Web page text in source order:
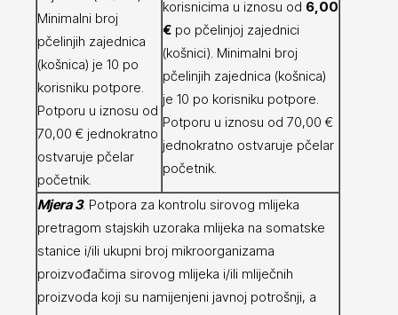
Minimalni broj
pčelinjih zajednica
(košnica) je 10 po
korisniku potpore.
Potporu u iznosu od
70,00 € jednokratno
ostvaruje pčelar
početnik.
korisnicima u iznosu od 6,00
€ po pčelinjoj zajednici
(košnici). Minimalni broj
pčelinjih zajednica (košnica)
je 10 po korisniku potpore.
Potporu u iznosu od 70,00 €
jednokratno ostvaruje pčelar
početnik.
Mjera 3. Potpora za kontrolu sirovog mlijeka
pretragom stajskih uzoraka mlijeka na somatske
stanice i/ili ukupni broj mikroorganizama
proizvođačima sirovog mlijeka i/ili mliječnih
proizvoda koji su namijenjeni javnoj potrošnji, a